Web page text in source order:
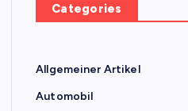
Categories
Allgemeiner Artikel
Automobil